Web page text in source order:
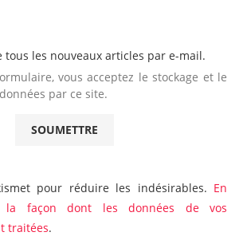
tous les nouveaux articles par e-mail.
vous acceptez le stockage et le
par ce site.
pour réduire les indésirables. En
façon dont les données de vos
traitées.